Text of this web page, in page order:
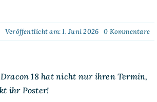
Patreon
Kalender
Veröffentlicht am: 1. Juni 2026 0 Kommentareon
18 hat nicht nur ihren Termin,
ihr Poster!